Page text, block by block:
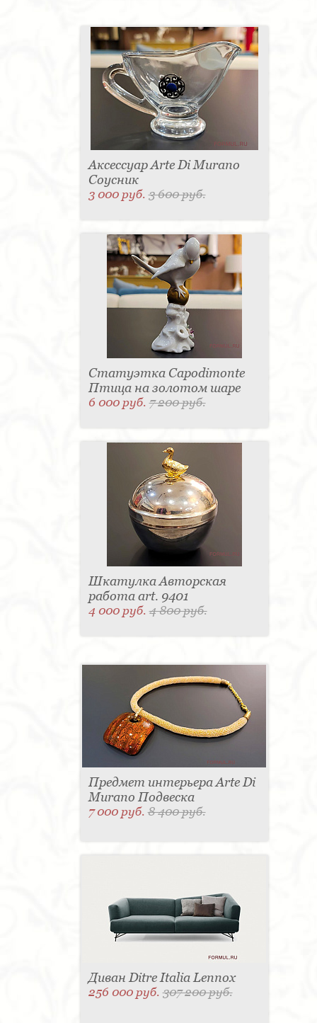
Аксессуар Arte Di Murano
Соусник
3 000 руб.3 600 руб.
Статуэтка Capodimonte
Птица на золотом шаре
6 000 руб.7 200 руб.
Шкатулка Авторская
работа art. 9401
4 000 руб.4 800 руб.
Предмет интерьера Arte Di
Murano Подвеска
7 000 руб.8 400 руб.
Диван Ditre Italia Lennox
256 000 руб.307 200 руб.